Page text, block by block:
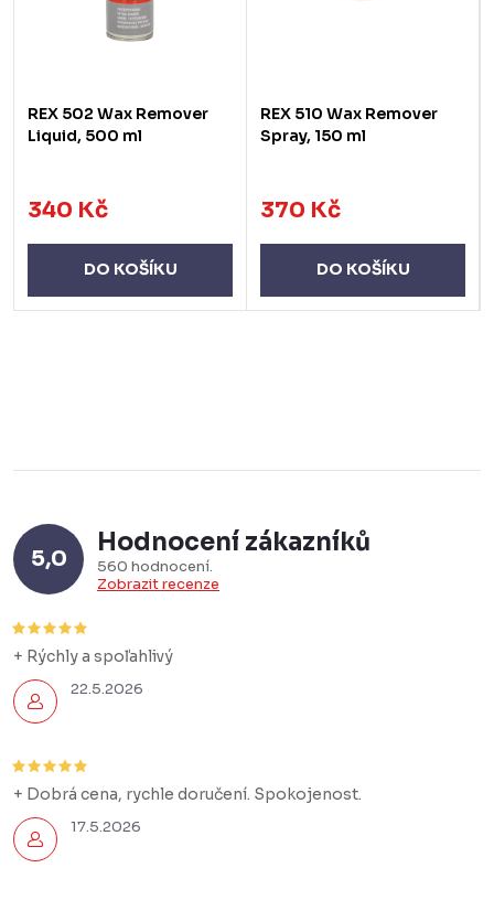
REX 502 Wax Remover
Liquid, 500 ml
340 Kč
DO KOŠÍKU
REX 510 Wax Remover
Spray, 150 ml
370 Kč
DO KOŠÍKU
5,0
Hodnocení zákazníků
560 hodnocení
Zobrazit recenze
22.5.2026
+ Rýchly a spoľahlivý
17.5.2026
+ Dobrá cena, rychle doručení. Spokojenost.